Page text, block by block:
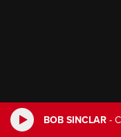
BOB SINCLAR -